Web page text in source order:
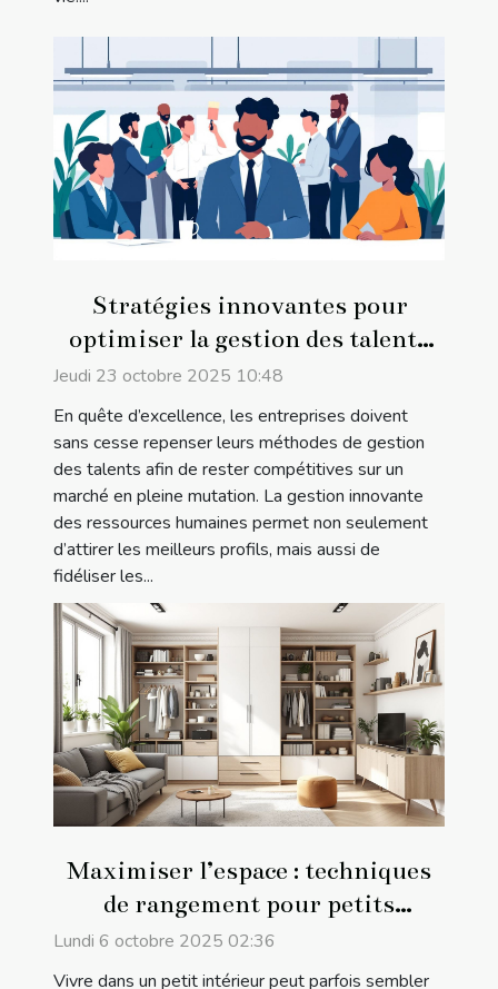
Stratégies innovantes pour
optimiser la gestion des talents
en entreprise
Jeudi 23 octobre 2025 10:48
En quête d’excellence, les entreprises doivent
sans cesse repenser leurs méthodes de gestion
des talents afin de rester compétitives sur un
marché en pleine mutation. La gestion innovante
des ressources humaines permet non seulement
d’attirer les meilleurs profils, mais aussi de
fidéliser les...
Maximiser l’espace : techniques
de rangement pour petits
intérieurs
Lundi 6 octobre 2025 02:36
Vivre dans un petit intérieur peut parfois sembler